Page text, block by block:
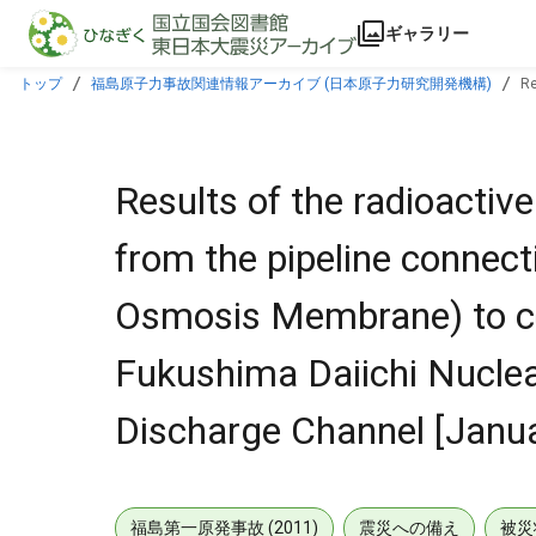
本文に飛ぶ
ギャラリー
トップ 福島原子力事故関連情報アーカイブ (日本原子力研究開発機構)
Results of the
from the pipeline
Osmosis Membrane) to
Fukushima Daiichi
Discharge Channel
福島第一原発事故 (2011) 震災への備え 被災